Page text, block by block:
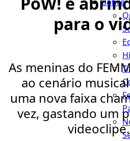
para o
As meninas do
ao cenário
uma nova faixa
vez, gastando um